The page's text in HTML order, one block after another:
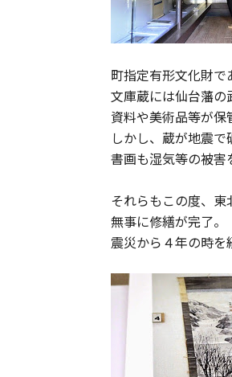
町指定有形文化財で
文庫蔵には仙台藩の
資料や美術品等が保
しかし、蔵が地震
書画も湿気等の被害
それらもこの度、
無事に修繕が完了。
震災から４年の時を